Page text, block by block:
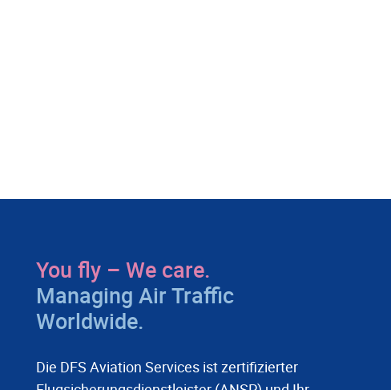
You fly – We care.
Managing Air Traffic
Worldwide.
Die DFS Aviation Services ist zertifizierter